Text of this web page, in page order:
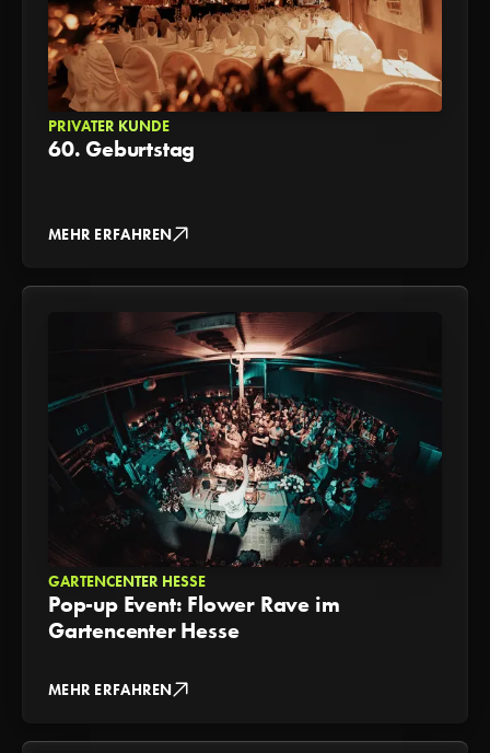
PRIVATER KUNDE
60. Geburtstag
MEHR ERFAHREN
GARTENCENTER HESSE
Pop-up Event: Flower Rave im
Gartencenter Hesse
MEHR ERFAHREN